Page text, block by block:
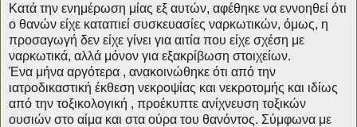
Κατά την ενημέρωση μίας εξ αυτών, αφέθηκε να εννοηθεί ότι
ο θανών είχε καταπιεί συσκευασίες ναρκωτικών, όμως, η
προσαγωγή δεν είχε γίνει για αιτία που είχε σχέση με
ναρκωτικά, αλλά μόνον για εξακρίβωση στοιχείων.
Ένα μήνα αργότερα , ανακοινώθηκε ότι από την
ιατροδικαστική έκθεση νεκροψίας και νεκροτομής και ιδίως
από την τοξικολογική , προέκυπτε ανίχνευση τοξικών
ουσιών στο αίμα και στα ούρα του θανόντος. Σύμφωνα με